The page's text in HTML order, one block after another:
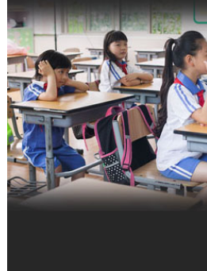
防）指挥信息化平台投
公司新闻| 2025-12-19
富晋天维公司介绍
公司新闻| 2025-12-15
捷报！富晋天维海军某